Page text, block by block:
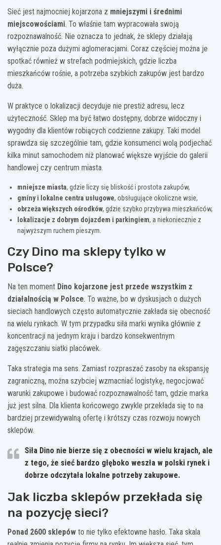
Sieć jest najmocniej kojarzona z mniejszymi i średnimi
miejscowościami. To właśnie tam wypracowała swoją
rozpoznawalność. Nie oznacza to jednak, że sklepy działają
wyłącznie poza dużymi aglomeracjami. Coraz częściej można je
spotkać również w strefach podmiejskich, gdzie liczba
mieszkańców rośnie, a potrzeba szybkich zakupów jest bardzo
duża.
W praktyce o lokalizacji decyduje nie prestiż adresu, lecz
użyteczność. Sklep ma być łatwo dostępny, dobrze widoczny i
wygodny dla klientów robiących codzienne zakupy. Taki model
sprawdza się szczególnie tam, gdzie konsumenci wolą podjechać
kilka minut samochodem niż planować większe wyjście do galerii
handlowej czy centrum miasta.
mniejsze miasta, gdzie liczy się bliskość i prostota zakupów,
gminy i lokalne centra usługowe, obsługujące okoliczne wsie,
obrzeża większych ośrodków, gdzie szybko przybywa mieszkańców,
lokalizacje z dobrym dojazdem i parkingiem, a niekoniecznie z
najwyższym ruchem pieszym.
Czy Dino ma sklepy tylko w
Polsce?
Na ten moment Dino kojarzone jest przede wszystkim z
działalnością w Polsce. To ważne, bo w dyskusjach o dużych
sieciach handlowych często automatycznie zakłada się obecność
na wielu rynkach. W tym przypadku siła marki wynika głównie z
koncentracji na jednym kraju i bardzo konsekwentnym
zagęszczaniu siatki placówek.
Taka strategia ma sens. Zamiast rozpraszać zasoby na ekspansję
zagraniczną, można szybciej wzmacniać logistykę, negocjować
warunki zakupowe i budować rozpoznawalność tam, gdzie marka
już jest silna. Dla klienta końcowego zwykle przekłada się to na
bardziej przewidywalną ofertę i krótszy czas rozwoju nowych
sklepów.
Siła Dino nie bierze się z obecności w wielu krajach, ale
z tego, że sieć bardzo głęboko weszła w polski rynek i
dobrze odczytała lokalne potrzeby zakupowe.
Jak liczba sklepów przekłada się
na pozycję sieci?
Ponad 2600 sklepów to nie tylko efektowne hasło. Taka skala